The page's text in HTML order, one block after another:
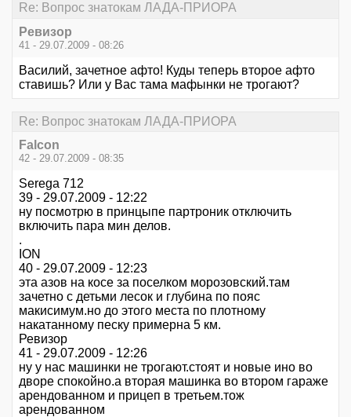
Re: Вопрос знатокам ЛАДА-ПРИОРА
Ревизор
41 - 29.07.2009 - 08:26
Василий, зачетное афто! Куды теперь второе афто
ставишь? Или у Вас тама мафынки не трогают?
Re: Вопрос знатокам ЛАДА-ПРИОРА
Falcon
42 - 29.07.2009 - 08:35
Serega 712
39 - 29.07.2009 - 12:22
ну посмотрю в принцыпе партроник отключить
включить пара мин делов.
.
ION
40 - 29.07.2009 - 12:23
эта азов на косе за поселком морозовский.там
зачетно с детьми лесок и глубина по пояс
макисимум.но до этого места по плотному
накатанному песку примерна 5 км.
Ревизор
41 - 29.07.2009 - 12:26
ну у нас машинки не трогают.стоят и новые ино во
дворе спокойно.а вторая машинка во втором гараже
арендованном и прицеп в третьем.тож
арендованном